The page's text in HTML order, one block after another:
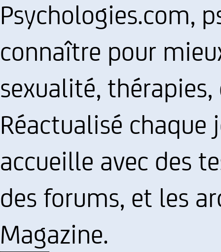
Psychologies.com,
connaître pour
sexualité,
Réactualisé chaque
accueille avec des
des forums, et les
Magazine.